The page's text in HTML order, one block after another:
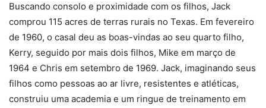
Buscando consolo e proximidade com os filhos, Jack
comprou 115 acres de terras rurais no Texas. Em fevereiro
de 1960, o casal deu as boas-vindas ao seu quarto filho,
Kerry, seguido por mais dois filhos, Mike em março de
1964 e Chris em setembro de 1969. Jack, imaginando seus
filhos como pessoas ao ar livre, resistentes e atléticas,
construiu uma academia e um ringue de treinamento em